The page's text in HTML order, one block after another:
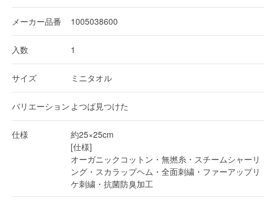
メーカー品番 1005038600
入数 1
サイズ ミニタオル
バリエーション よつば見つけた
仕様
約25×25cm
[仕様]
オーガニックコットン・無撚糸・スチームシャーリ
ング・スカラップヘム・全面刺繍・ファーアップリ
ケ刺繍・抗菌防臭加工